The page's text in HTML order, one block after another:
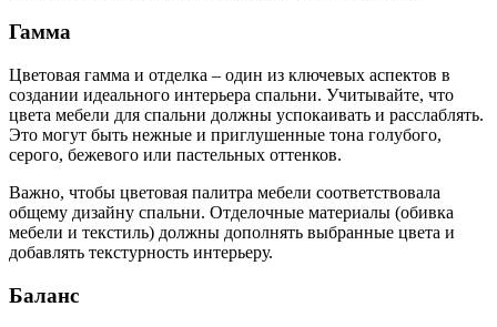
Гамма
Цветовая гамма и отделка – один из ключевых аспектов в
создании идеального интерьера спальни. Учитывайте, что
цвета мебели для спальни должны успокаивать и расслаблять.
Это могут быть нежные и приглушенные тона голубого,
серого, бежевого или пастельных оттенков.
Важно, чтобы цветовая палитра мебели соответствовала
общему дизайну спальни. Отделочные материалы (обивка
мебели и текстиль) должны дополнять выбранные цвета и
добавлять текстурность интерьеру.
Баланс